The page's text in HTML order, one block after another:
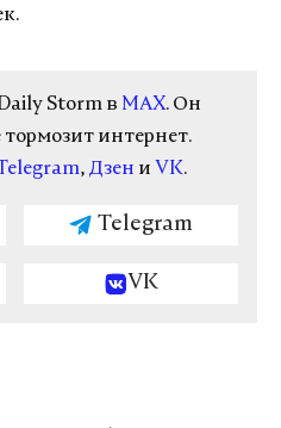
Storm в MAX. Он
тормозит интернет.
, Дзен и VK.
Telegram
VK